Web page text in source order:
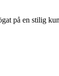
på en stilig